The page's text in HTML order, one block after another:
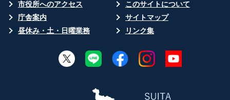
市役所へのアクセス
このサイトについて
庁舎案内
サイトマップ
昼休み・土・日曜業務
リンク集